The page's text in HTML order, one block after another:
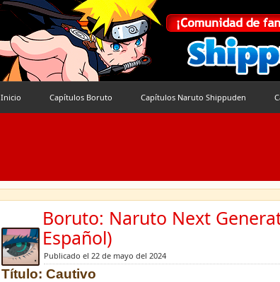
Inicio Capítulos Boruto Capítulos Naruto Shippuden
Boruto: Naruto Next
Español)
Publicado el 22 de mayo del 2024
Título: Cautivo